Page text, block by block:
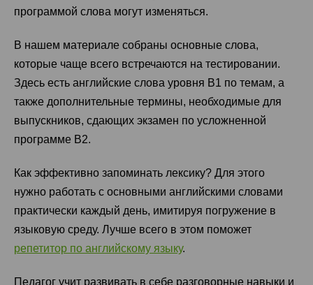
программой слова могут изменяться.
В нашем материале собраны основные слова,
которые чаще всего встречаются на тестировании.
Здесь есть английские слова уровня B1 по темам, а
также дополнительные термины, необходимые для
выпускников, сдающих экзамен по усложненной
программе B2.
Как эффективно запоминать лексику? Для этого
нужно работать с основными английскими словами
практически каждый день, имитируя погружение в
языковую среду. Лучше всего в этом поможет
репетитор по английскому языку.
Педагог учит развивать в себе разговорные навыки и